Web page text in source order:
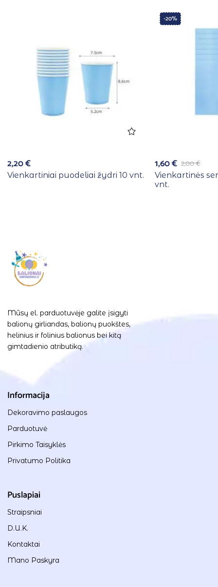
2,20€
Vienkartiniai puodeliai žydri 10 vnt.
-20%
2,00€
1,60€
Vienkartinės
vnt.
Mūsų el. parduotuvėje galite įsigyti
balionų girliandas, balionų puokštes,
helinius ir folinius balionus bei kitą
gimtadienio atributiką.
Informacija
Dekoravimo paslaugos
Parduotuvė
Pirkimo Taisyklės
Privatumo Politika
Puslapiai
Straipsniai
D.U.K.
Kontaktai
Mano Paskyra